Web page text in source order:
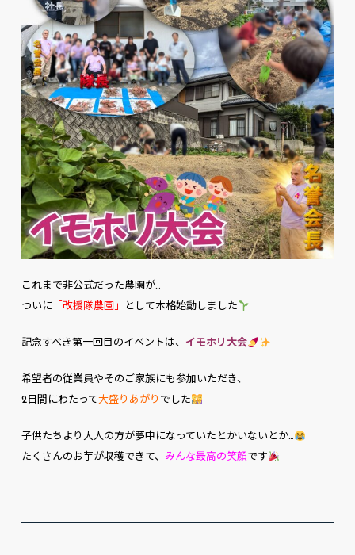
これまで非公式だった農園が…
ついに「改援隊農園」 として本格始動しました
記念すべき第一回目のイベントは、 イモホリ大会
希望者の従業員やそのご家族にも参加いただき、
2日間にわたって大盛りあがり でした
子供たちより大人の方が夢中になっていたとかいないとか…
たくさんのお芋が収穫できて、 みんな最高の笑顔です